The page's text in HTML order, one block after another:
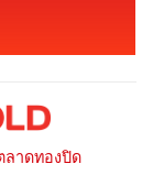
ลาดทองปิด